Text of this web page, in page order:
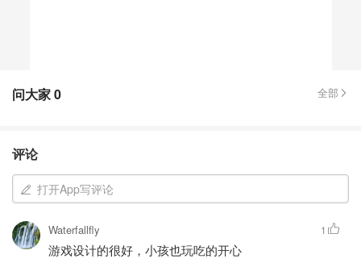
问大家0 全部
评论
打开App写评论
Waterfallfly
游戏设计的很好，小孩也玩吃的开心
1